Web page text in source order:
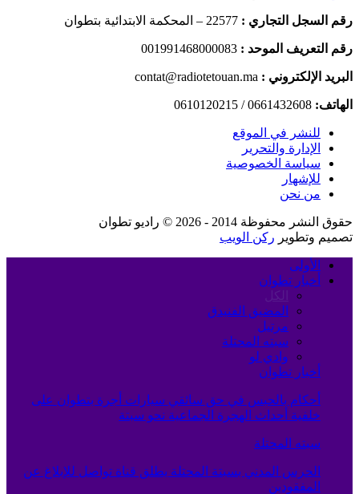
رقم السجل التجاري : 22577 – المحكمة الابتدائية بتطوان
رقم التعريف الموحد : 001991468000083
البريد الإلكتروني : contat@radiotetouan.ma
الهاتف: 0661432608 / 0610120215
للنشر في الموقع
الإدارة والتحرير
سياسة الخصوصية
للإشهار
من نحن
حقوق النشر محفوظة 2014 - 2026 © راديو تطوان
تصميم وتطوير ركن الويب
الأولى
أخبار تطوان
الكل
المضيق الفنيدق
مرتيل
سبته المحتلة
وادي لو
أخبار تطوان
أحكام بالحبس في حق سائقي سيارات أجرة بتطوان على
خلفية أحداث الهجرة الجماعية نحو سبتة
سبته المحتلة
الحرس المدني بسبتة المحتلة يطلق قناة تواصل للإبلاغ عن
المفقودين